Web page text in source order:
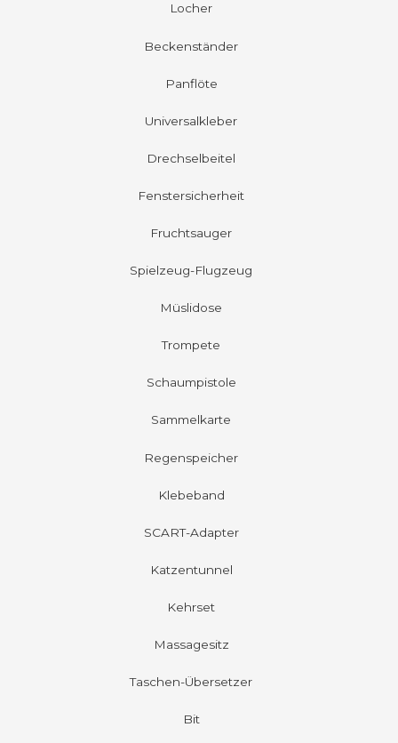
Locher
Beckenständer
Panflöte
Universalkleber
Drechselbeitel
Fenstersicherheit
Fruchtsauger
Spielzeug-Flugzeug
Müslidose
Trompete
Schaumpistole
Sammelkarte
Regenspeicher
Klebeband
SCART-Adapter
Katzentunnel
Kehrset
Massagesitz
Taschen-Übersetzer
Bit